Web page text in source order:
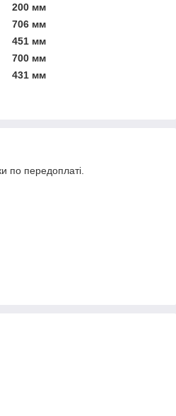
200 мм
706 мм
451 мм
700 мм
431 мм
по передоплаті.